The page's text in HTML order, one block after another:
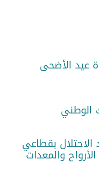
عيد الأضحى
الوطني
بقطاعي
والمعدات